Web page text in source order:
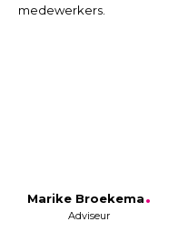
medewerkers.
Marike Broekema
Adviseur